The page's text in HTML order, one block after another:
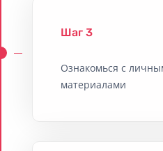
Шаг 3
Ознакомься с
материалами